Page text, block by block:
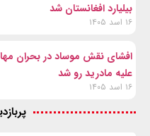
بیلیارد افغانستان شد
۱۶ اسد ۱۴۰۵
افشای نقش موساد در بحران
علیه مادرید رو شد
۱۶ اسد ۱۴۰۵